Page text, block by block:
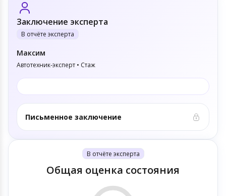
Заключение эксперта
В отчёте эксперта
Максим
Автотехник-эксперт • Стаж
Письменное заключение
В отчёте эксперта
Общая оценка состояния